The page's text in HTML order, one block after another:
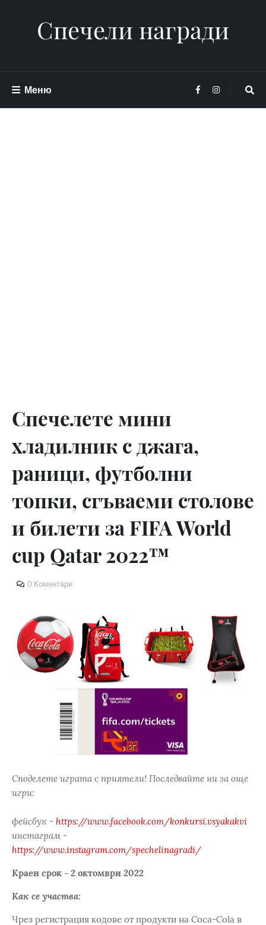
Спечели награди
Меню
Спечелете мини
хладилник с джага,
раници, футболни
топки, сгъваеми столове
и билети за FIFA World
cup Qatar 2022™
0 Коментари
Споделете играта с приятели! Последвайте ни за още
игри:
фейсбук - https://www.facebook.com/konkursi.vsyakakvi
инстаграм -
https://www.instagram.com/spechelinagradi/
Краен срок - 2 октомври 2022
Как се участва:
Чрез регистрация кодове от продукти на Coca-Cola в